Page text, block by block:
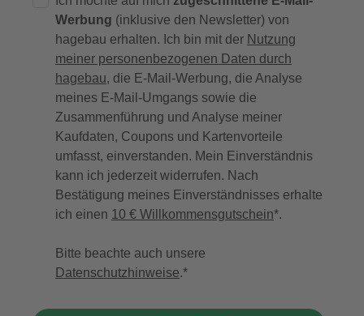
Werbung (inklusive den Newsletter) von
hagebau erhalten. Ich bin mit der Nutzung
meiner personenbezogenen Daten durch
hagebau, die E-Mail-Werbung, die Analyse
meines E-Mail-Umgangs sowie die
Zusammenführung und Analyse meiner
Kaufdaten, Coupons und Kartenvorteile
umfasst, einverstanden. Mein Einverständnis
kann ich jederzeit widerrufen. Nach
Bestätigung meines Einverständnisses erhalte
ich einen 10 € Willkommensgutschein*.
Bitte beachte auch unsere
Datenschutzhinweise.